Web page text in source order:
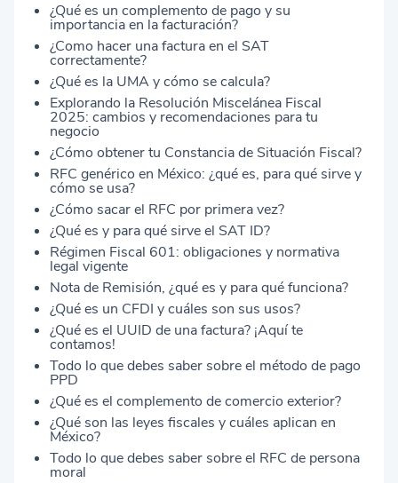
¿Qué es un complemento de pago y su
importancia en la facturación?
¿Como hacer una factura en el SAT
correctamente?
¿Qué es la UMA y cómo se calcula?
Explorando la Resolución Miscelánea Fiscal
2025: cambios y recomendaciones para tu
negocio
¿Cómo obtener tu Constancia de Situación Fiscal?
RFC genérico en México: ¿qué es, para qué sirve y
cómo se usa?
¿Cómo sacar el RFC por primera vez?
¿Qué es y para qué sirve el SAT ID?
Régimen Fiscal 601: obligaciones y normativa
legal vigente
Nota de Remisión, ¿qué es y para qué funciona?
¿Qué es un CFDI y cuáles son sus usos?
¿Qué es el UUID de una factura? ¡Aquí te
contamos!
Todo lo que debes saber sobre el método de pago
PPD
¿Qué es el complemento de comercio exterior?
¿Qué son las leyes fiscales y cuáles aplican en
México?
Todo lo que debes saber sobre el RFC de persona
moral